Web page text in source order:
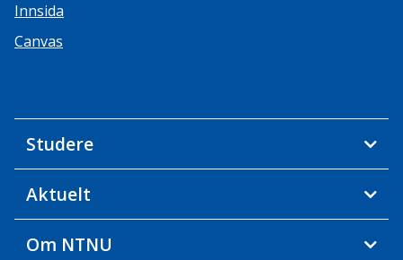
Innsida
Canvas
Studere
Aktuelt
Om NTNU